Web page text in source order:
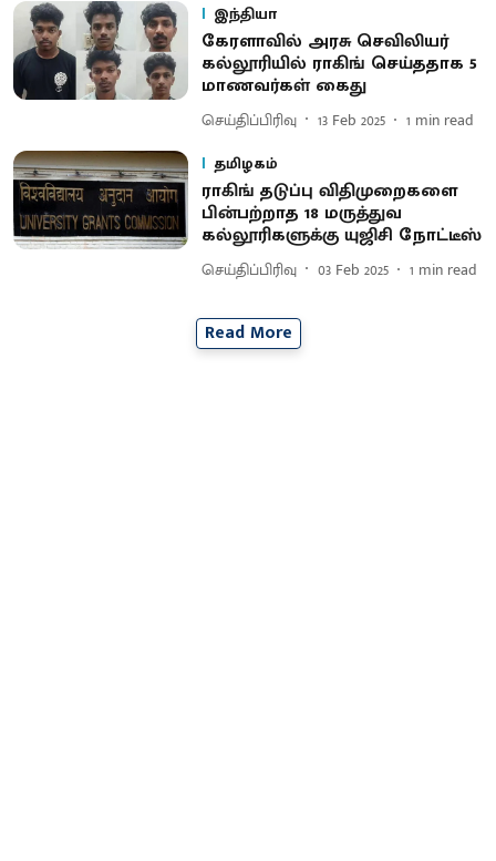
இந்தியா
கேரளாவில் அரசு செவிலியர்
கல்லூரியில் ராகிங் செய்ததாக 5
மாணவர்கள் கைது
செய்திப்பிரிவு 13 Feb 2025 1 min read
தமிழகம்
ராகிங் தடுப்பு விதிமுறைகளை
பின்பற்றாத 18 மருத்துவ
கல்லூரிகளுக்கு யுஜிசி நோட்டீஸ்
செய்திப்பிரிவு 03 Feb 2025 1 min read
Read More